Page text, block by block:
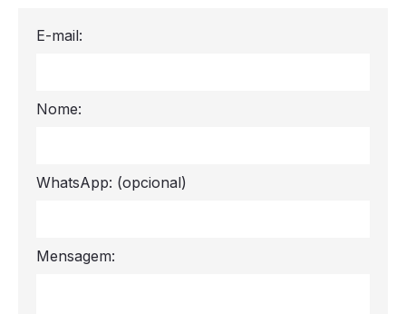
E-mail:
Nome:
WhatsApp: (opcional)
Mensagem: